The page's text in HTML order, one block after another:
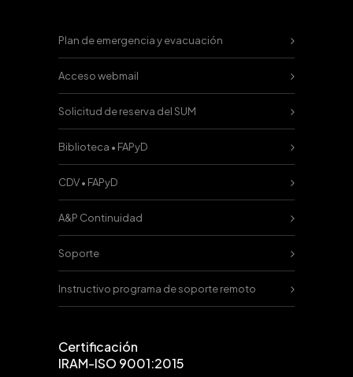
Plan de emergencia y evacuación
Acceso webmail
Solicitud de reserva del SUM
Biblioteca • FAPyD
CDV • FAPyD
A&P Continuidad
Soporte
Instructivo programa de soporte remoto
Certificación
IRAM-ISO 9001:2015